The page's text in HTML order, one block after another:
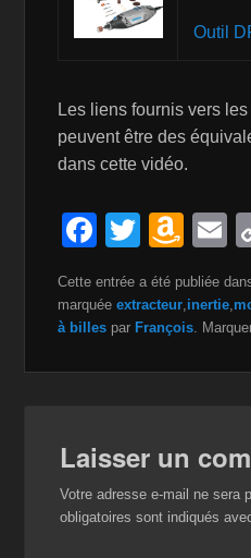
Outil
Les liens fournis vers
peuvent être des
dans cette vidéo.
F
c
e
b
k
T
tt
er
A
a
z
o
is
h
E
Cette entrée a été publiée
marquéeextracteur inertie
à billes par François .
Laisser un
Votre adresse e-mail ne sera
obligatoires sont indiqués